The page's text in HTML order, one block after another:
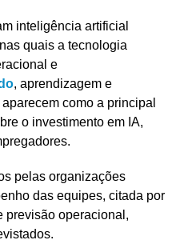
inteligência artificial
quais a tecnologia
e
, aprendizagem e
como a principal
o investimento em IA,
pelas organizações
das equipes, citada por
previsão operacional,